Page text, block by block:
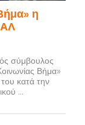
η
σύμβουλος
Βήμα»
κατά την
...